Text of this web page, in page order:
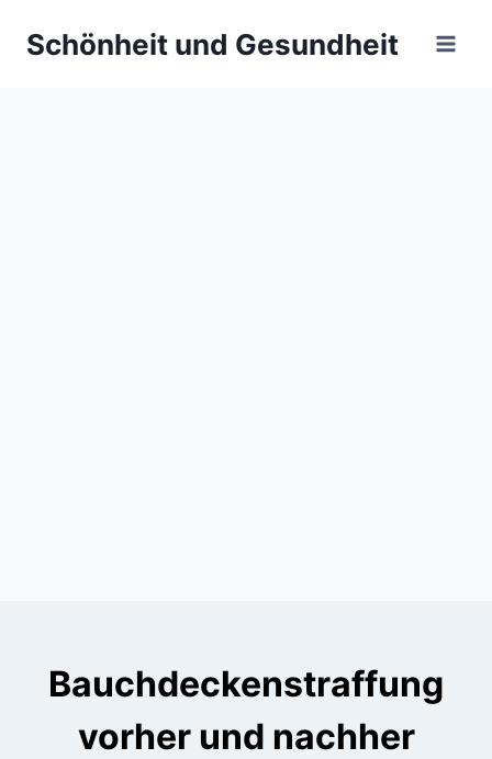
InhaltSchönheit und Gesundheit
Bauchdeckenstraffung
vorher und nachher